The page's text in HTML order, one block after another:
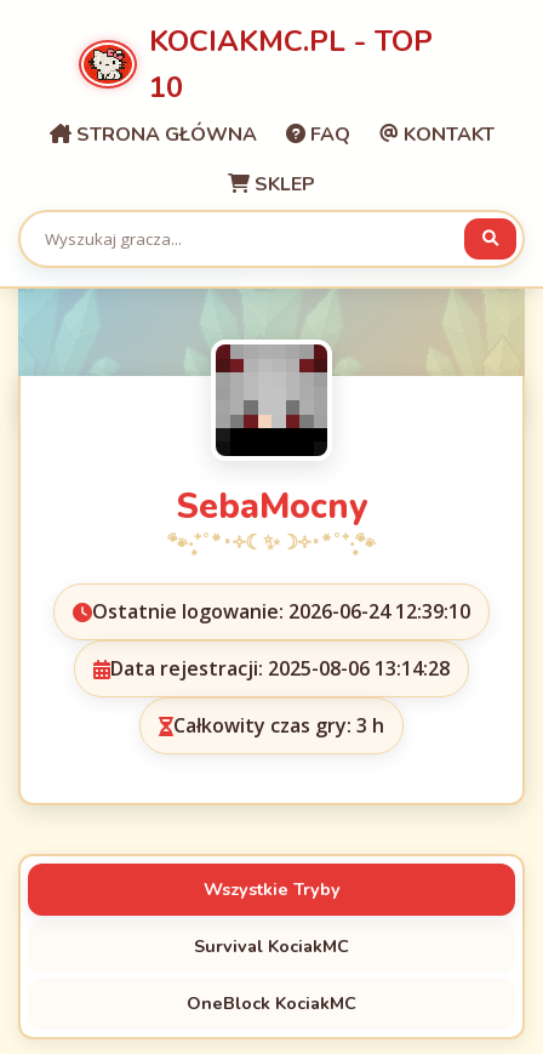
KOCIAKMC.PL - TOP
10
STRONA GŁÓWNA FAQ
KONTAKT
SKLEP
SebaMocny
Ostatnie logowanie: 2026-06-24 12:39:10
Data rejestracji: 2025-08-06 13:14:28
Całkowity czas gry: 3 h
Wszystkie Tryby
Survival KociakMC
OneBlock KociakMC